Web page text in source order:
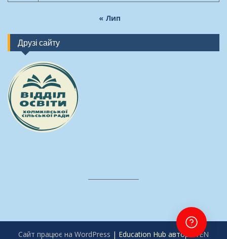
« Лип
Друзі сайту
Сайт працює на WordPress | Education Hub автор: WEN